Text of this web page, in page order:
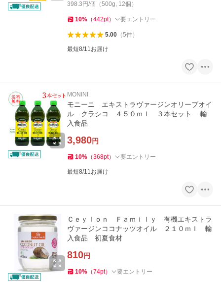
398.3円/個（500g, 12個）
10% （442pt） 要エントリー
5.00（5件）
最短8/11お届け
MONINI
モニーニ エキストラヴァージンオリーブオイ
ル クラシコ ４５０ｍｌ ３本セット 輸
入食品
3,980円
10% （368pt） 要エントリー
最短8/11お届け
Ｃｅｙｌｏｎ Ｆａｍｉｌｙ 有機エキストラ
ヴァージンココナッツオイル ２１０ｍｌ 輸
入食品 初夏食材
810円
10% （74pt） 要エントリー